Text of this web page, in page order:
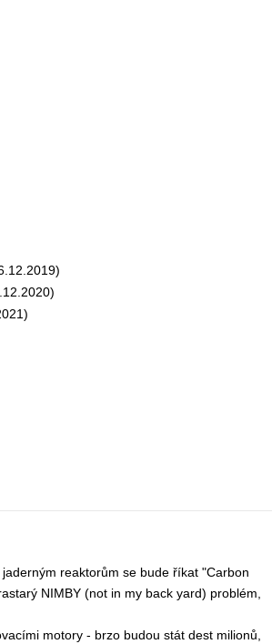
reaktorům se bude říkat "Carbon
NIMBY (not in my back yard) problém,
motory - brzo budou stát dest milionů,